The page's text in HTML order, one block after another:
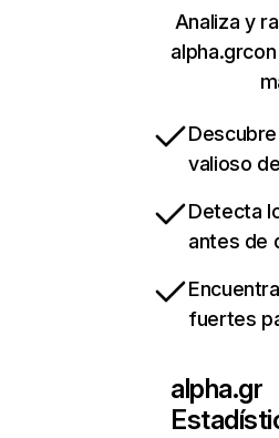
Analiza y
valioso
Detecta
antes de
fuertes
alpha.gr